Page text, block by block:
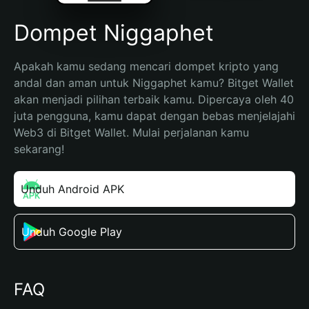
Dompet Niggaphet
Apakah kamu sedang mencari dompet kripto yang
andal dan aman untuk Niggaphet kamu? Bitget Wallet
akan menjadi pilihan terbaik kamu. Dipercaya oleh 40
juta pengguna, kamu dapat dengan bebas menjelajahi
Web3 di Bitget Wallet. Mulai perjalanan kamu
sekarang!
Unduh Android APK
Unduh Google Play
FAQ